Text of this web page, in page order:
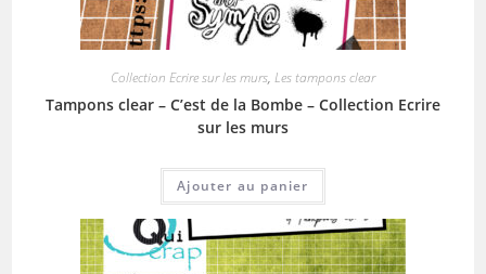
Collection Ecrire sur les murs, Les tampons clear
Tampons clear – C’est de la Bombe – Collection Ecrire
sur les murs
Ajouter au panier